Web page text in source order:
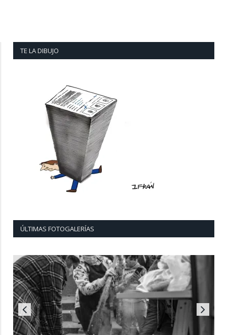
TE LA DIBUJO
ÚLTIMAS FOTOGALERÍAS